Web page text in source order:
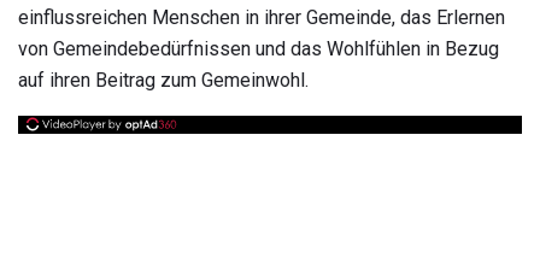
einflussreichen Menschen in ihrer Gemeinde, das Erlernen
von Gemeindebedürfnissen und das Wohlfühlen in Bezug
auf ihren Beitrag zum Gemeinwohl.